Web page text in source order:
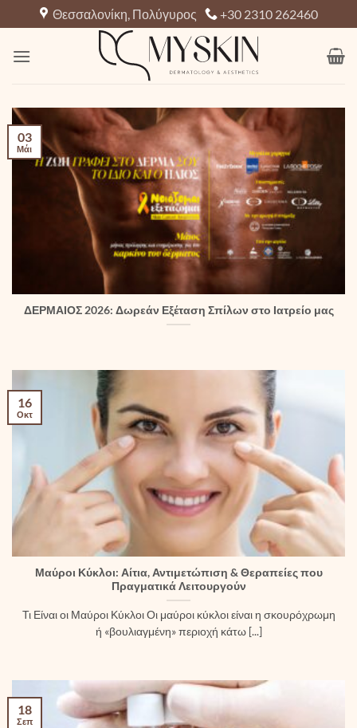
Μετάβαση
στο
περιεχόμενο
Θεσσαλονίκη, Πολύγυρος +30 2310 262460
ΔΕΡΜΑΙΟΣ 2026: Δωρεάν Εξέταση Σπίλων στο Ιατρείο μας
03
Μάι
Μαύροι Κύκλοι: Αίτια, Αντιμετώπιση & Θεραπείες που
Πραγματικά Λειτουργούν
Τι Είναι οι Μαύροι Κύκλοι Οι μαύροι κύκλοι είναι η σκουρόχρωμη
ή «βουλιαγμένη» περιοχή κάτω [...]
16
Οκτ
18
Σεπ